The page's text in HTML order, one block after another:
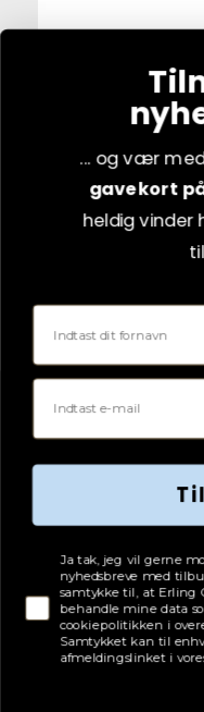
... og vær
gavekort
heldig vinder
Fornavn
Email
Tjekboks samtykke
Ja tak, jeg vil gerne
nyhedsbreve med
samtykke til, at Erling
behandle mine data
cookiepolitikken i
Samtykket kan til
afmeldingslinket i